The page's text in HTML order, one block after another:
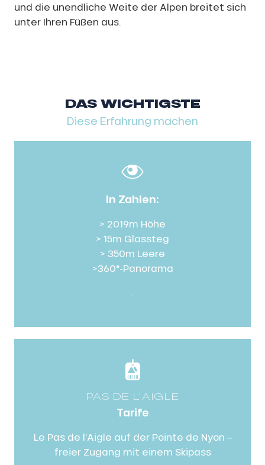
und die unendliche Weite der Alpen breitet sich
unter Ihren Füßen aus.
DAS WICHTIGSTE
Diese Erfahrung machen
In Zahlen:
> 2019m Höhe
> 15m Glassteg
> 350m Leere
>360°-Panorama
PAS DE L'AIGLE
Tarife
Le Pas de l’Aigle auf der Pointe de Nyon –
freier Zugang mit einem Skipass